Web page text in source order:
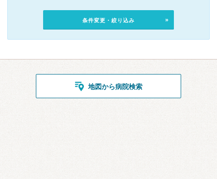
条件変更・絞り込み
地図から病院検索